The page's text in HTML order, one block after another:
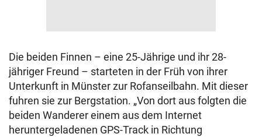
Die beiden Finnen – eine 25-Jährige und ihr 28-
jähriger Freund – starteten in der Früh von ihrer
Unterkunft in Münster zur Rofanseilbahn. Mit dieser
fuhren sie zur Bergstation. „Von dort aus folgten die
beiden Wanderer einem aus dem Internet
heruntergeladenen GPS-Track in Richtung